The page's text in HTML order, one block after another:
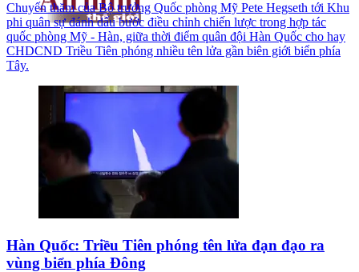
Chuyến thăm của Bộ trưởng Quốc phòng Mỹ Pete Hegseth tới Khu
phi quân sự đánh dấu bước điều chỉnh chiến lược trong hợp tác
quốc phòng Mỹ - Hàn, giữa thời điểm quân đội Hàn Quốc cho hay
CHDCND Triều Tiên phóng nhiều tên lửa gần biên giới biển phía
Tây.
Hàn Quốc: Triều Tiên phóng tên lửa đạn đạo ra
vùng biển phía Đông